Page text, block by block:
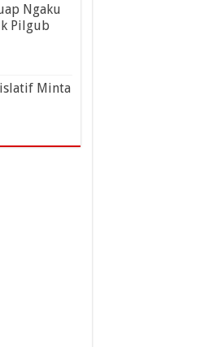
Ngaku
Pilgub
Minta